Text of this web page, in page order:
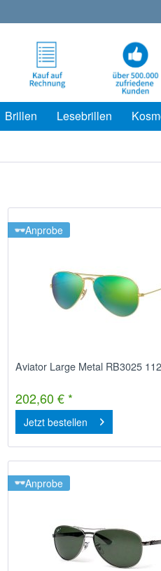
Brillen Lesebrillen
Anprobe
Aviator Large Metal RB3025
202,60 € *
Jetzt bestellen
Anprobe